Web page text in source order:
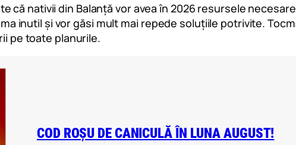
că nativii din Balanță vor avea în 2026 resursele
inutil și vor găsi mult mai repede soluțiile potrivite.
pe toate planurile.
COD ROȘU DE CANICULĂ ÎN LUNA AUGUST!